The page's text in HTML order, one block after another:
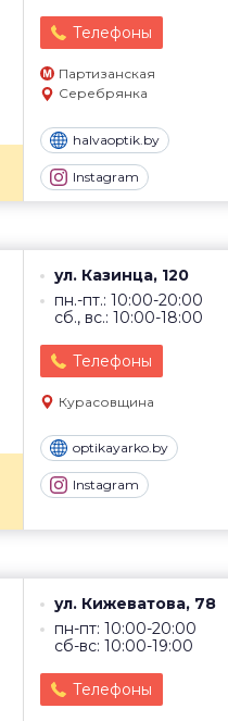
Телефоны
Партизанская
Серебрянка
halvaoptik.by
Instagram
ул. Казинца, 120
пн.-пт.: 10:00-20:00
сб., вс.: 10:00-18:00
Телефоны
Курасовщина
optikayarko.by
Instagram
ул. Кижеватова, 78
пн-пт: 10:00-20:00
сб-вс: 10:00-19:00
Телефоны